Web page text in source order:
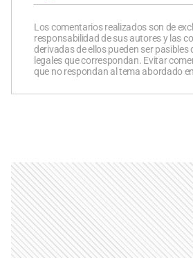
Los comentarios realizados son de
responsabilidad de sus autores y las
derivadas de ellos pueden ser pasibles
legales que correspondan. Evitar
que no respondan al tema abordado